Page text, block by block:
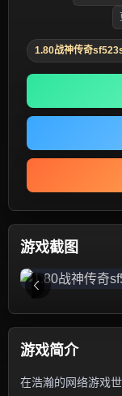
1.80战神传奇
游戏截图
游戏简介
在浩瀚的网络游戏